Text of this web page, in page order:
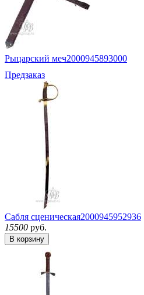
Рыцарский меч2000945893000
Предзаказ
Сабля сценическая2000945952936
15500 руб.
В корзину